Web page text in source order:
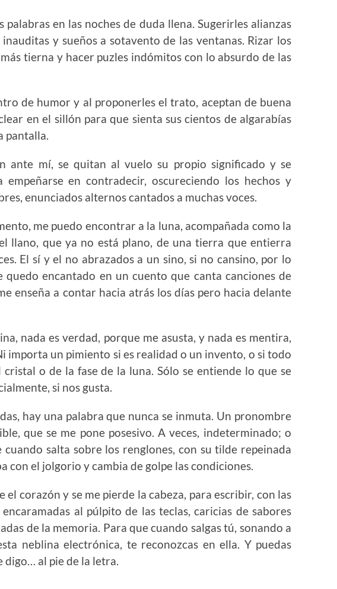
palabras en las noches de duda llena. Sugerirles alianzas
y sueños a sotavento de las ventanas. Rizar los
tierna y hacer puzles indómitos con lo absurdo de las
de humor y al proponerles el trato, aceptan de buena
en el sillón para que sienta sus cientos de algarabías
pantalla.
ante mí, se quitan al vuelo su propio significado y se
en contradecir, oscureciendo los hechos y
enunciados alternos cantados a muchas voces.
me puedo encontrar a la luna, acompañada como la
llano, que ya no está plano, de una tierra que entierra
El sí y el no abrazados a un sino, si no cansino, por lo
quedo encantado en un cuento que canta canciones de
enseña a contar hacia atrás los días pero hacia delante
nada es verdad, porque me asusta, y nada es mentira,
importa un pimiento si es realidad o un invento, o si todo
o de la fase de la luna. Sólo se entiende lo que se
si nos gusta.
hay una palabra que nunca se inmuta. Un pronombre
que se me pone posesivo. A veces, indeterminado; o
cuando salta sobre los renglones, con su tilde repeinada
con el jolgorio y cambia de golpe las condiciones.
el corazón y se me pierde la cabeza, para escribir, con las
al púlpito de las teclas, caricias de sabores
de la memoria. Para que cuando salgas tú, sonando a
neblina electrónica, te reconozcas en ella. Y puedas
al pie de la letra.